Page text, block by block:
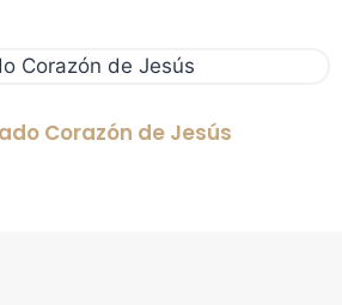
Corazón de Jesús